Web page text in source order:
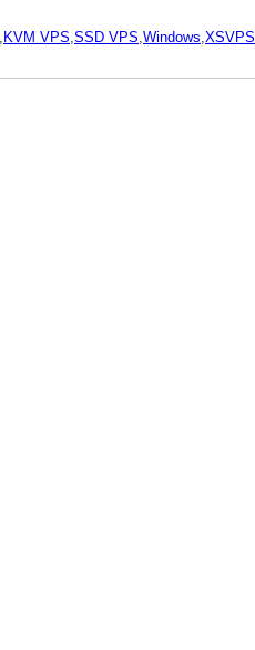
KVM VPS SSD VPS Windows XSVPS